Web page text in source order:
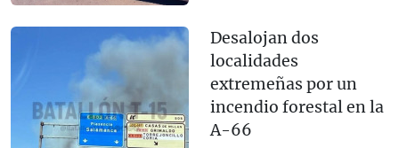
Desalojan dos
localidades
extremeñas por un
incendio forestal en la
A-66